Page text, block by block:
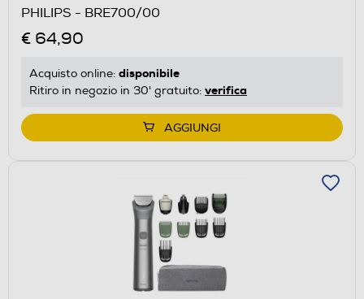
PHILIPS - BRE700/00
€ 64,90
Acquisto online: disponibile
Ritiro in negozio in 30' gratuito: verifica
AGGIUNGI